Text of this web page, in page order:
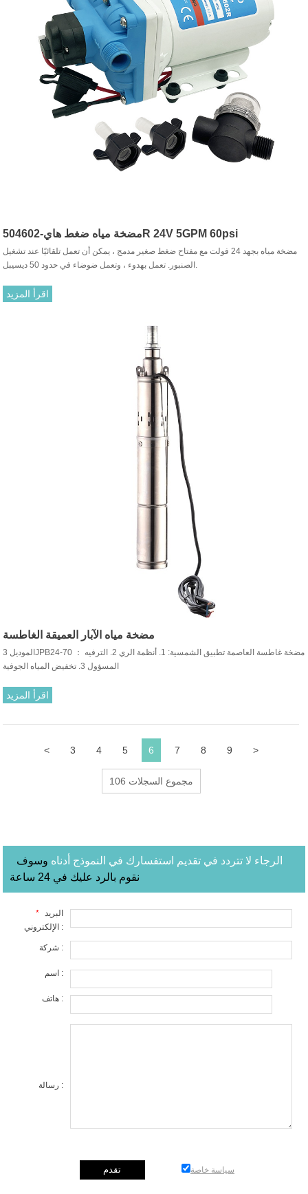
مضخة مياه ضغط هاي-504602R 24V 5GPM 60psi
مضخة مياه بجهد 24 فولت مع مفتاح ضغط صغير مدمج ، يمكن أن تعمل تلقائيًا عند تشغيل
الصنبور. تعمل بهدوء ، وتعمل ضوضاء في حدود 50 ديسيبل.
اقرأ المزيد
مضخة مياه الآبار العميقة الغاطسة
الموديل 3JPB24-70 ： مضخة غاطسة العاصمة تطبيق الشمسية: 1. أنظمة الري 2. الترفيه
المسؤول 3. تخفيض المياه الجوفية
اقرأ المزيد
< 3 4 5 6 7 8 9 >
106 مجموع السجلات
الرجاء لا تتردد في تقديم استفسارك في النموذج أدناه وسوف
نقوم بالرد عليك في 24 ساعة
* البريد
الإلكتروني :
شركة :
اسم :
هاتف :
رسالة :
سياسة خاصة